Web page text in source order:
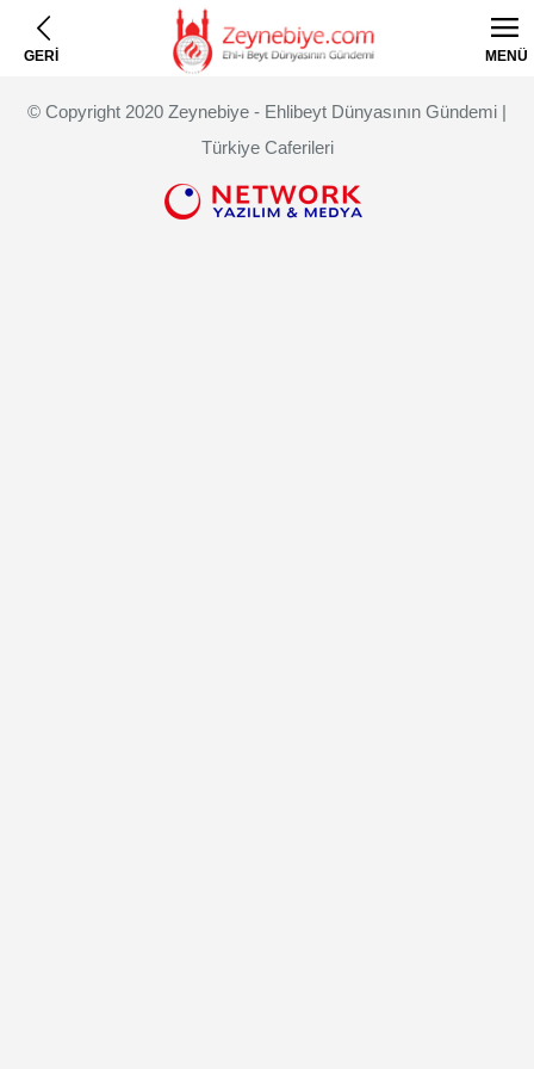
GERİ MENÜ
© Copyright 2020 Zeynebiye - Ehlibeyt Dünyasının Gündemi |
Türkiye Caferileri